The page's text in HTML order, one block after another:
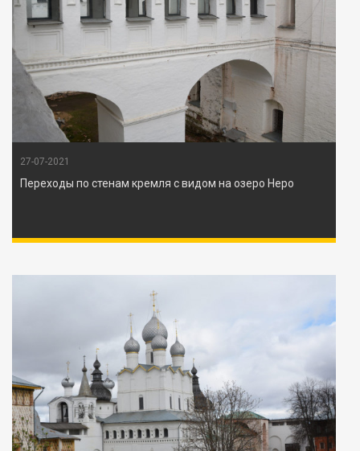
27-07-2021
Переходы по стенам кремля с видом на озеро Неро